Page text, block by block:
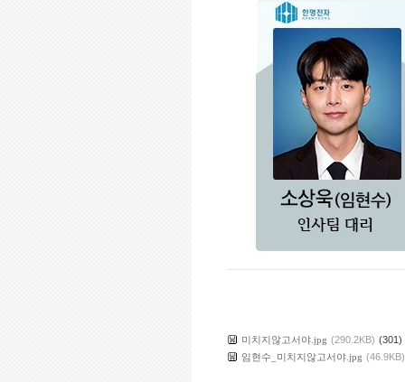
미치지않고서야.jpg (290.2KB) (301)
임현수_미치지않고서야.jpg (46.9KB)